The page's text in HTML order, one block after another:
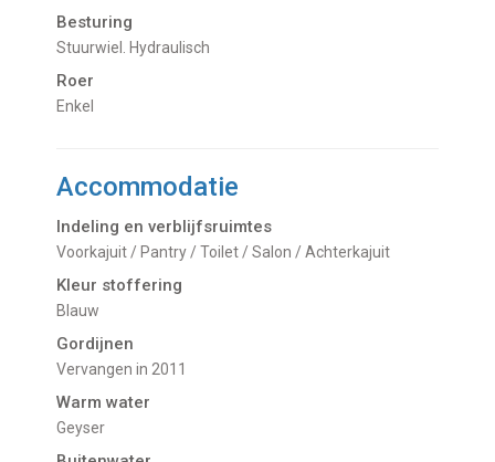
Besturing
Stuurwiel. Hydraulisch
Roer
Enkel
Accommodatie
Indeling en verblijfsruimtes
Voorkajuit / Pantry / Toilet / Salon / Achterkajuit
Kleur stoffering
Blauw
Gordijnen
Vervangen in 2011
Warm water
Geyser